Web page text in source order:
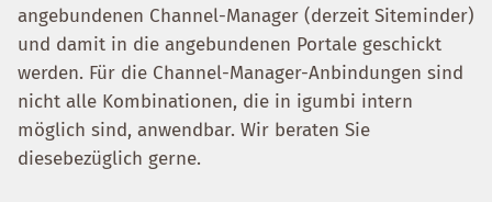
angebundenen Channel-Manager (derzeit Siteminder)
und damit in die angebundenen Portale geschickt
werden. Für die Channel-Manager-Anbindungen sind
nicht alle Kombinationen, die in igumbi intern
möglich sind, anwendbar. Wir beraten Sie
diesebezüglich gerne.